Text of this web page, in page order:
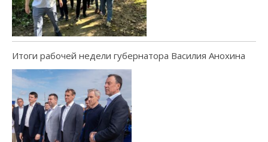
Итоги рабочей недели губернатора Василия Анохина